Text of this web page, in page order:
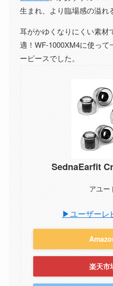
生まれ、より臨場感の溢れ
耳がかゆくなりにくい素材
適！WF-1000XM4に使っ
ーピースでした。
SednaEarfit
アユー
▶ユーザーレ
楽天市